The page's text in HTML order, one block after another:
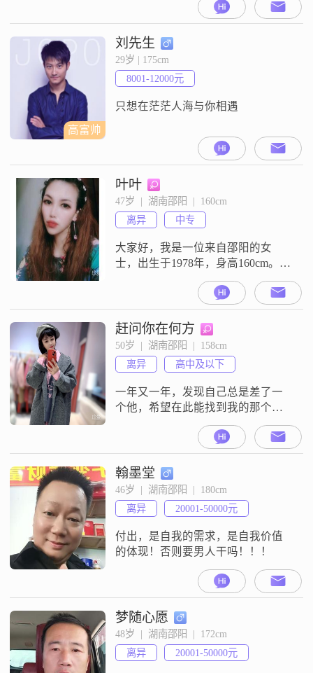
20001到50000元之间。我拥有大专
学历，在这个不断变化的社会中，
我始终保持着学习的热情，不断提
升自己。性格方面，我稳重可靠，
幽默风趣，善于与人沟通。我有很
强的责任感和事业心，追求事业成
功，喜欢规划未来。在生活中，我
高富帅
刘先生
29岁 | 175cm
8001-12000元
只想在茫茫人海与你相遇
叶叶
47岁  |  湖南邵阳  |  160cm
离异
中专
大家好，我是一位来自邵阳的女
士，出生于1978年，身高160cm。我
目前的工作收入在12001到20000元
之间，虽然学历是中专，但我一直
保持着独立自信的态度，在事业上
不断追求成就。我性格开朗，总是
爱笑，相信笑容能给周围的人带来
温暖和快乐。在生活中，我注重个
人成长和自我提升，喜欢通过学习
和实践来丰富自己的人生经验。我
对
赶问你在何方
50岁  |  湖南邵阳  |  158cm
离异
高中及以下
一年又一年，发现自己总是差了一
个他，希望在此能找到我的那个
他。他应有上进心，有爱心；成熟
稳重，爱生活会照顾好自己，同时
也会照顾他人；有稳定的收入。只
想和你过一种简单的生活，相濡以
沫，白头偕老。
翰墨堂
46岁  |  湖南邵阳  |  180cm
离异
20001-50000元
付出，是自我的需求，是自我价值
的体现！否则要男人干吗！！！
梦随心愿
48岁  |  湖南邵阳  |  172cm
离异
20001-50000元